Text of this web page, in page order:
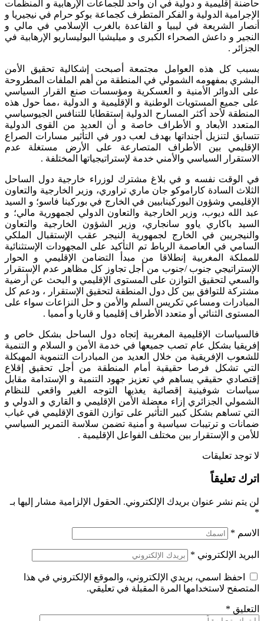
حاضنة إقليمية و دولية في آن واحد للجماعات الإرهابية و المنظمات
الإجرامية الدولية و الفكر المتطرف كجماعة بوكو حرام في نيجيريا و
أنصار الشريعة في ليبيا و القاعدة بالغرب الإسلامي في مالي و
النجير و داعش الصحراء الكبرى و ميليشيا البوليساريو الإرهابية في
الجزائر .
بسبب كل هذه العوامل مجتمعة أصبحت إشكالية تحقيق الأمن
البشري بمفهومه الشمولي في المنطقة من أهم الملفات المطروحة
على الدوائر الأمنية و العسكرية ومؤسسات صنع القرار السياسي
على جميع المستويات الوطنية و الإقليمية و الدولية ،مما حول هذه
المنطقة لأحد أكثر المسارح الدولية إستقطابا للتنافس الجيوسياسي
المتعدد الأبعاد و الأطراف خاصة و أن العديد من القوى الدولية
تتسابق لتنزيل أجنداتها بهدف لعب دور في التأثير مسارات الصراع
الإقليمي بين الأطراف المتصارعة على الأرض مستغلة عدم
الاستقرار السياسي والأمني خدمة لإستراتيجياتها المختلفة .
في الوقت نفسه و في بلاغ مشترك لوزراء خارجية دول الساحل
الثلاث السادة كاراموكو جان ماري تراوري، وزير الخارجية والتعاون
الإقليمي وشؤون البوركينابيين في الخارج في بوركينا فاسو؛ و السيد
عبد الله ديوب، وزير الخارجية والتعاون الدولي لجمهورية مالي؛ و
السيد باكاري ياوو سانجاري، وزير الشؤون الخارجية والتعاون
والنيجريين في الخارج لجمهورية النيجر عقب الإستقبال الملكي
السامي في العاصمة الرباط تم التأكيد على المجهودات الإستثنائية
للمملكة المغربية إنطلاقا من مبدأ التضامن الإقليمي و الحوار
الإستراتيجي جنوب /جنوب من أجل تجاوز كل مظاهر عدم الإستقرار
والسعي لتحقيق التوازن على المستوى الإقليمي و البحث عن أرضية
مشتركة للتوافق بين كل دول المنطقة لتحقيق الإستقرار ، ودعم كل
المبادرات ومساعي تكريس السلم والأمن و حل النزاعات سواء على
المستوى الثنائي أو متعدد الأطراف إقليميا و قاريا و أمميا .
فالسياسات الإقليمية المغربية إتجاه دول الساحل بشكل خاص و
إفريقيا بشكل عام تصب جميعها في خدمة الأمن و السلام و التنمية
للشعوب الإفريقية من خلال العديد من المبادرات التنموية المهيكلة
التي تشكل فرصا حقيقية أمام المنطقة من أجل تحقيق إقلاع
إقتصادي حقيقي يساهم في تعزيز جهود التنمية و الإستدامة مقابل
سياسات شوفينية إقصائية يغذيها التوجه الغير واقعي للنظام
الشمولي الجزائري إزاء معضلة الأمن الإقليمي و القاري و الدولي و
التي تساهم بشكل كبير التأثير على توازن القوى الإقليمي في غياب
ضمانات و ترتيبات سياسية و أمنية تضمن سلاسة التمرير السياسي
للأمن و الإستقرار بين مختلف الفواعل الإقليمية .
لا توجد تعليقات
اترك تعليقاً
لن يتم نشر عنوان بريدك الإلكتروني. الحقول الإلزامية مشار إليها بـ
*
الاسم *
البريد الإلكتروني *
احفظ اسمي، بريدي الإلكتروني، والموقع الإلكتروني في هذا
المتصفح لاستخدامها المرة المقبلة في تعليقي.
التعليق *